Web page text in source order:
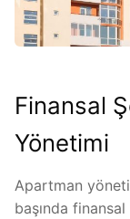
Finansal
Yönetimi
Apartman
başında